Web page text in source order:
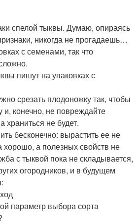
спелой тыквы. Думаю, опираясь
никогда не прогадаешь…
с семенами, так что
пишут на упаковках с
срезать плодоножку так, чтобы
и, конечно, не повреждайте
храниться не будет.
бесконечно: вырастить ее не
хорошо, а полезных свойств не
с тыквой пока не складывается,
огородников, и в будущем
параметр выбора сорта